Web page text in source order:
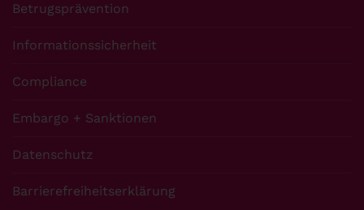
Betrugsprävention
Informationssicherheit
Compliance
Embargo + Sanktionen
Datenschutz
Barrierefreiheitserklärung